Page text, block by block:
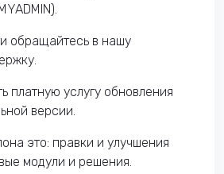
обращайтесь в нашу
платную услугу обновления
версии.
это: правки и улучшения
модули и решения.